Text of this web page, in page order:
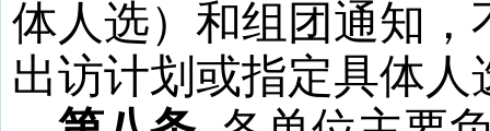
体人选）和组团通知
出访计划或指定具体